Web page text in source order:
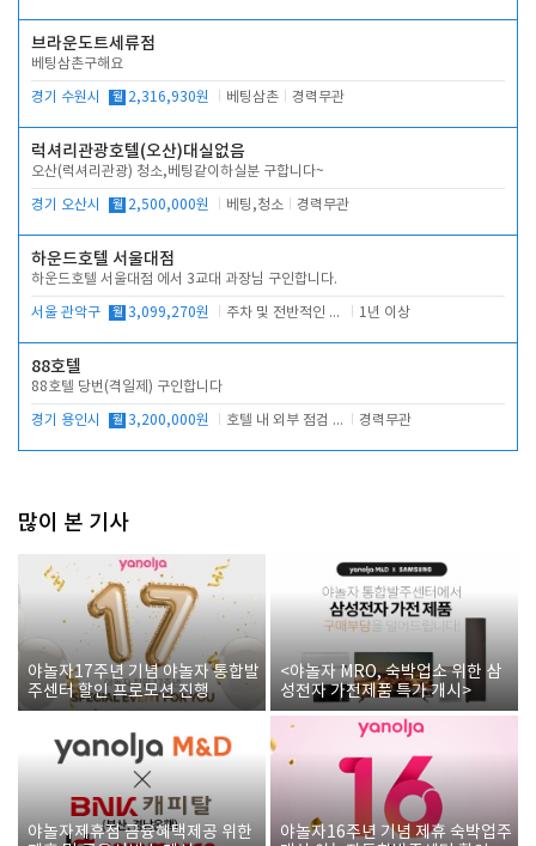
브라운도트세류점
베팅삼촌구해요
경기 수원시 월 2,316,930원 베팅삼촌 경력무관
럭셔리관광호텔(오산)대실없음
오산(럭셔리관광) 청소,베팅같이하실분 구합니다~
경기 오산시 월 2,500,000원 베팅,청소 경력무관
하운드호텔 서울대점
하운드호텔 서울대점 에서 3교대 과장님 구인합니다.
서울 관악구 월 3,099,270원 주차 및 전반적인 당번업무 1년 이상
88호텔
88호텔 당번(격일제) 구인합니다
경기 용인시 월 3,200,000원 호텔 내 외부 점검 및 프런트 운영 경력무관
많이 본 기사
야놀자17주년 기념 야놀자 통합발
주센터 할인 프로모션 진행
<야놀자 MRO, 숙박업소 위한 삼
성전자 가전제품 특가 개시>
야놀자제휴점 금융혜택제공 위한
야놀자16주년 기념 제휴 숙박업주